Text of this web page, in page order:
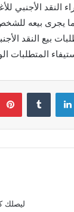
الأجنبي
يجرى بيعه
بيع النقد
لينكدإن ‏Tumblr
ليصلك